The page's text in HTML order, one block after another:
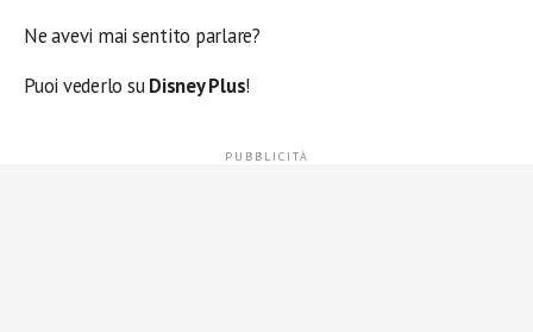
Ne avevi mai sentito parlare?
Puoi vederlo suDisney Plus!